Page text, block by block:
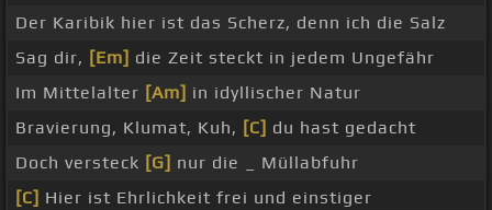
Der Karibik hier ist das Scherz, denn ich die Salz
Sag dir, [Em] die Zeit steckt in jedem Ungefähr
Im Mittelalter [Am] in idyllischer Natur
Bravierung, Klumat, Kuh, [C] du hast gedacht
Doch versteck [G] nur die _ Müllabfuhr
[C] Hier ist Ehrlichkeit frei und einstiger